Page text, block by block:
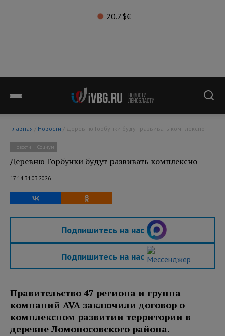
20.7°$€
Главная / Новости / Деревню Горбунки будут развивать комплексно
Новости Социум
Деревню Горбунки будут развивать комплексно
17:14 31.03.2026
Подпишитесь на нас
Подпишитесь на нас
Правительство 47 региона и группа
компаний AVA заключили договор о
комплексном развитии территории в
деревне Ломоносовского района.